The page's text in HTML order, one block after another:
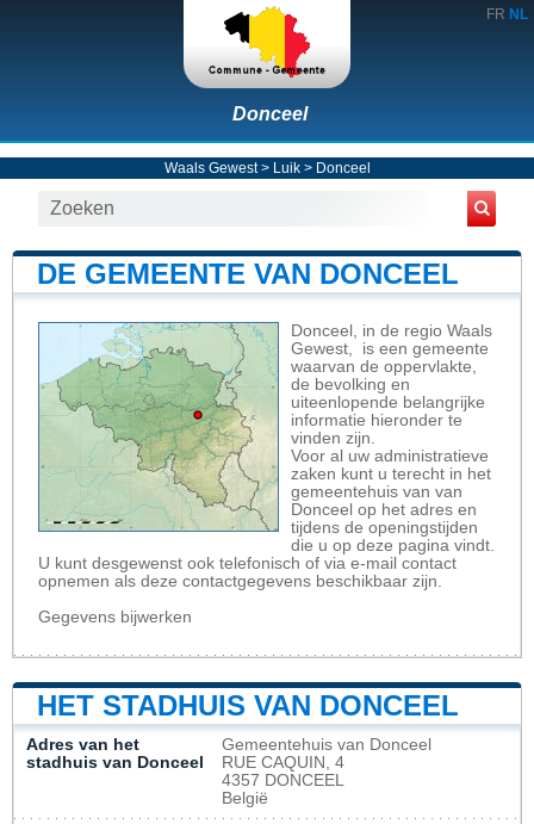
FR NL
Donceel
Waals Gewest> Luik> Donceel
DE GEMEENTE VAN DONCEEL
Donceel, in de regio Waals
Gewest, is een gemeente
waarvan de oppervlakte,
de bevolking en
uiteenlopende belangrijke
informatie hieronder te
vinden zijn.
Voor al uw administratieve
zaken kunt u terecht in het
gemeentehuis van van
Donceel op het adres en
tijdens de openingstijden
die u op deze pagina vindt.
U kunt desgewenst ook telefonisch of via e-mail contact
opnemen als deze contactgegevens beschikbaar zijn.
Gegevens bijwerken
HET STADHUIS VAN DONCEEL
Adres van het
stadhuis van Donceel
Gemeentehuis van Donceel
RUE CAQUIN, 4
4357 DONCEEL
België